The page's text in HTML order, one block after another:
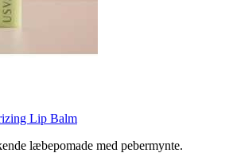
Lip Balm
læbepomade med pebermynte.